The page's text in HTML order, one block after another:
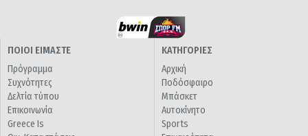
ΠΟΙΟΙ ΕΙΜΑΣΤΕ
Πρόγραμμα
Συχνότητες
Δελτία τύπου
Επικοινωνία
Greece Is
ΚΑΤΗΓΟΡΙΕΣ
Αρχική
Ποδόσφαιρο
Μπάσκετ
Αυτοκίνητο
Sports